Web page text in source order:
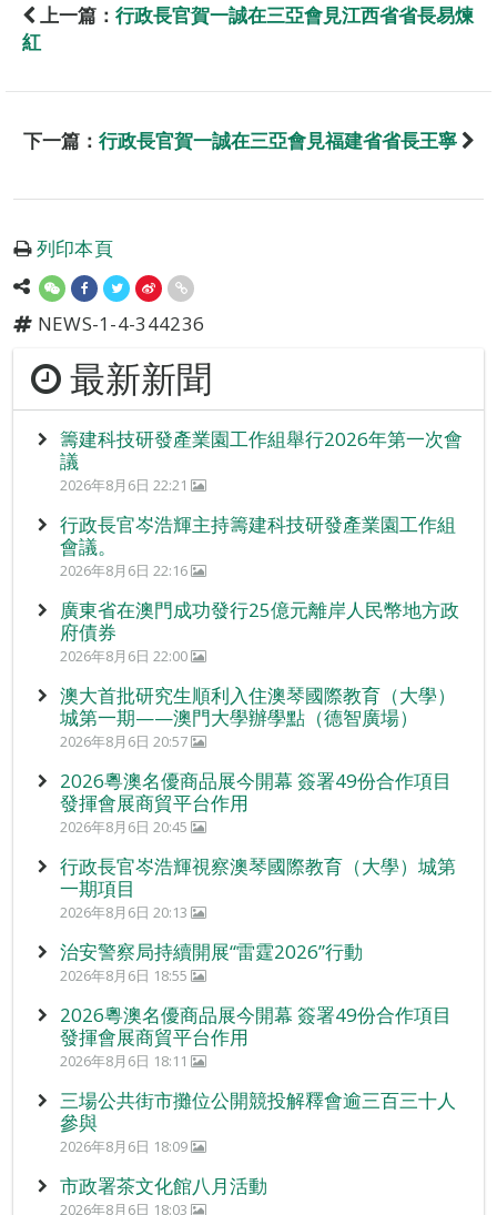
上一篇： 行政長官賀一誠在三亞會見江西省省長易煉
紅
下一篇： 行政長官賀一誠在三亞會見福建省省長王寧
列印本頁
NEWS-1-4-344236
最新新聞
籌建科技研發產業園工作組舉行2026年第一次會
議
2026年8月6日 22:21
行政長官岑浩輝主持籌建科技研發產業園工作組
會議。
2026年8月6日 22:16
廣東省在澳門成功發行25億元離岸人民幣地方政
府債券
2026年8月6日 22:00
澳大首批研究生順利入住澳琴國際教育（大學）
城第一期——澳門大學辦學點（德智廣場）
2026年8月6日 20:57
2026粵澳名優商品展今開幕 簽署49份合作項目
發揮會展商貿平台作用
2026年8月6日 20:45
行政長官岑浩輝視察澳琴國際教育（大學）城第
一期項目
2026年8月6日 20:13
治安警察局持續開展“雷霆2026”行動
2026年8月6日 18:55
2026粵澳名優商品展今開幕 簽署49份合作項目
發揮會展商貿平台作用
2026年8月6日 18:11
三場公共街市攤位公開競投解釋會逾三百三十人
參與
2026年8月6日 18:09
市政署茶文化館八月活動
2026年8月6日 18:03